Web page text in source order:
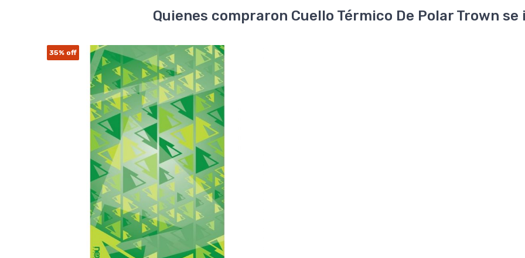
Quienes compraron Cuello Térmico De Polar Trown
35% off